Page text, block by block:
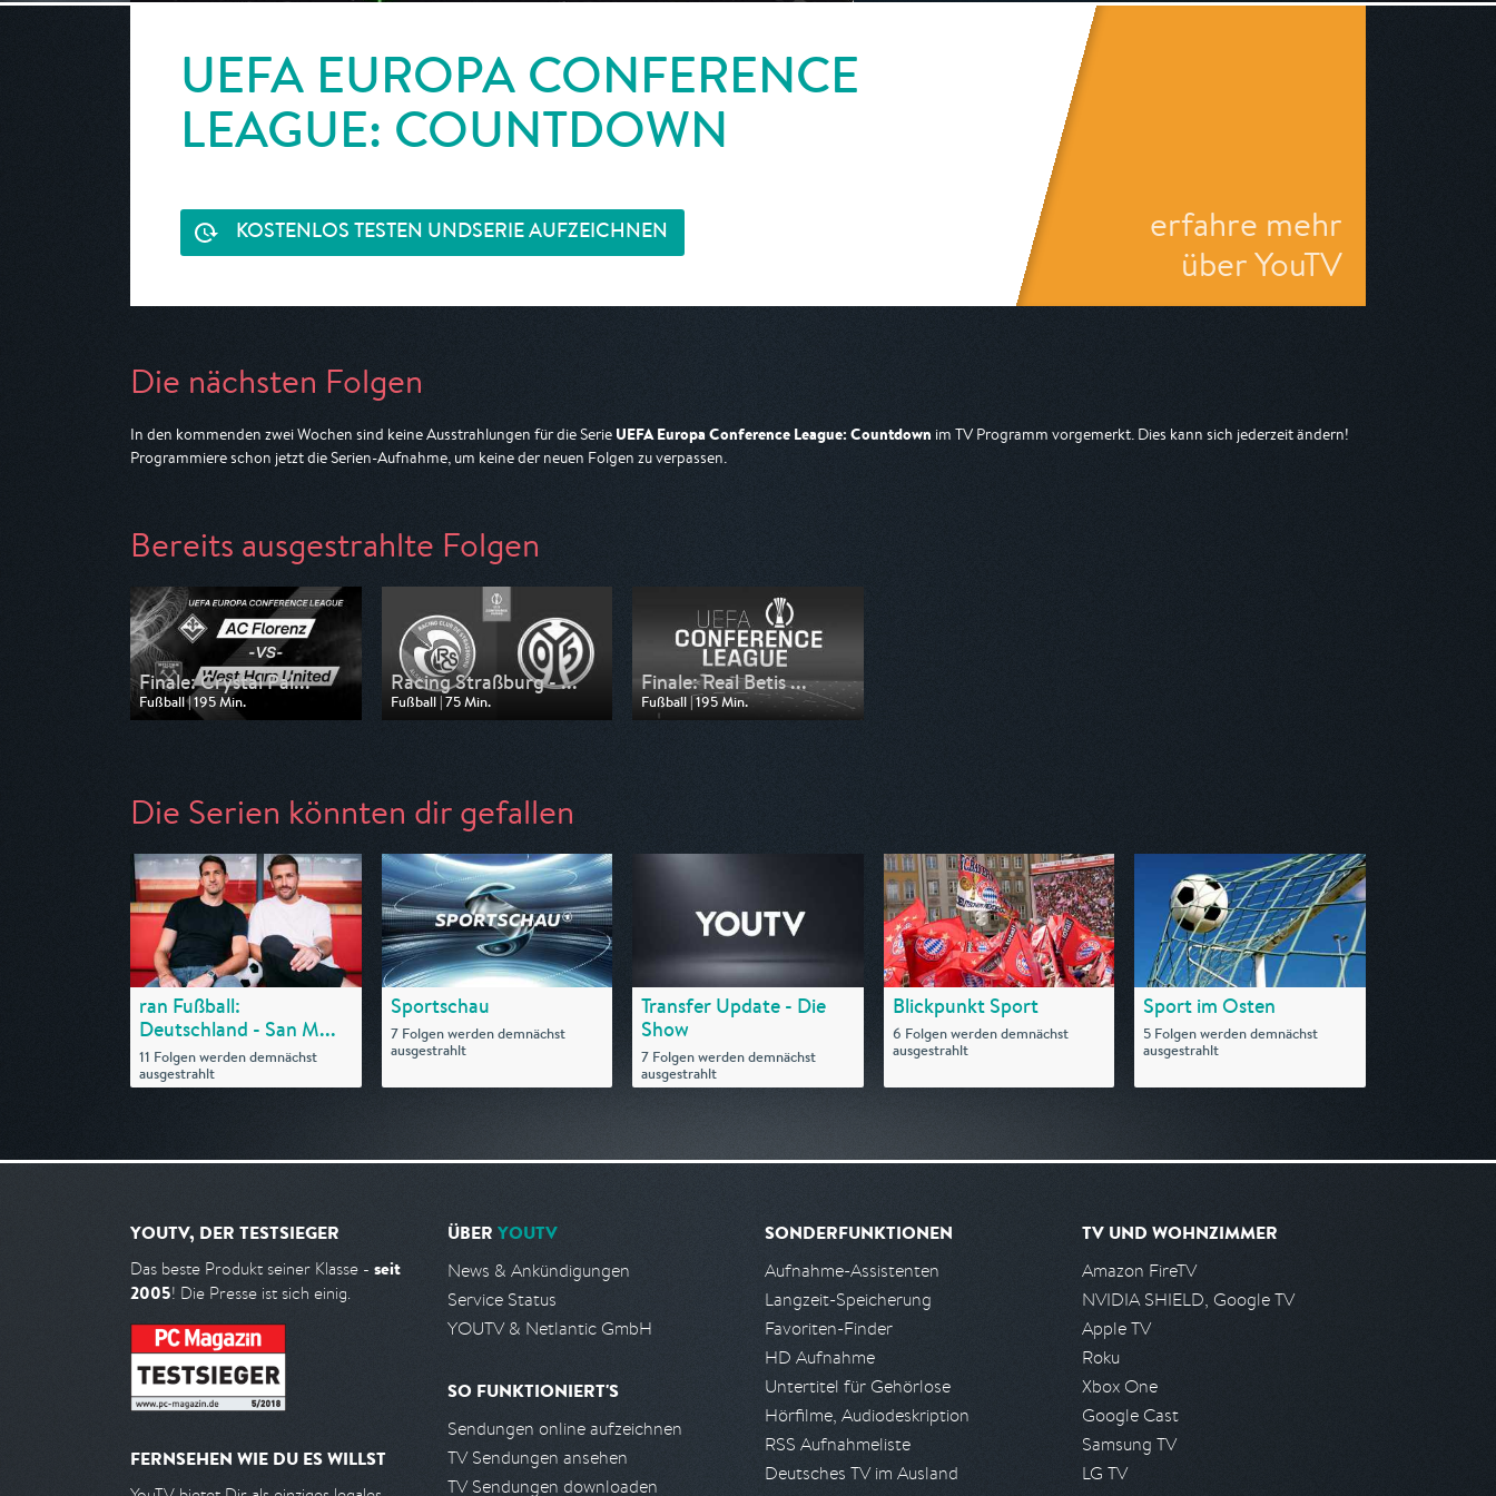
UEFA EUROPA CONFERENCE
LEAGUE: COUNTDOWN
KOSTENLOS TESTEN UNDSERIE AUFZEICHNEN
erfahre mehr
über YouTV
Die nächsten Folgen
In den kommenden zwei Wochen sind keine Ausstrahlungen für die Serie UEFA Europa Conference League: Countdown im TV Programm vorgemerkt. Dies kann sich jederzeit ändern!
Programmiere schon jetzt die Serien-Aufnahme, um keine der neuen Folgen zu verpassen.
Bereits ausgestrahlte Folgen
Finale: Crystal Pal...
Fußball | 195 Min.
Ausgestrahlt von Nitro
Racing Straßburg - ...
Fußball | 75 Min.
Ausgestrahlt von Nitro
Finale: Real Betis ...
Fußball | 195 Min.
Ausgestrahlt von Nitro
Die Serien könnten dir gefallen
ran Fußball:
Deutschland - San M...
11 Folgen werden demnächst
ausgestrahlt
Sportschau
7 Folgen werden demnächst
ausgestrahlt
Transfer Update - Die
Show
7 Folgen werden demnächst
ausgestrahlt
Blickpunkt Sport
6 Folgen werden demnächst
ausgestrahlt
Sport im Osten
5 Folgen werden demnächst
ausgestrahlt
YOUTV, DER TESTSIEGER
Das beste Produkt seiner Klasse - seit
2005! Die Presse ist sich einig.
FERNSEHEN WIE DU ES WILLST
ÜBER YOUTV
News & Ankündigungen
Service Status
YOUTV & Netlantic GmbH
SO FUNKTIONIERT'S
Sendungen online aufzeichnen
TV Sendungen ansehen
TV Sendungen downloaden
SONDERFUNKTIONEN
Aufnahme-Assistenten
Langzeit-Speicherung
Favoriten-Finder
HD Aufnahme
Untertitel für Gehörlose
Hörfilme, Audiodeskription
RSS Aufnahmeliste
Deutsches TV im Ausland
TV UND WOHNZIMMER
Amazon FireTV
NVIDIA SHIELD, Google TV
Apple TV
Roku
Xbox One
Google Cast
Samsung TV
LG TV